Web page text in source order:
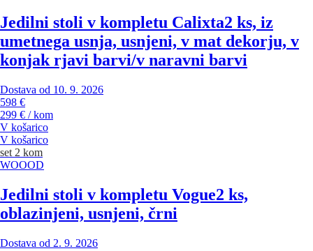
Jedilni stoli v kompletu Calixta2 ks, iz
umetnega usnja, usnjeni, v mat dekorju, v
konjak rjavi barvi/v naravni barvi
Dostava od 10. 9. 2026
598 €
299 € / kom
V košarico
V košarico
set 2 kom
WOOOD
Jedilni stoli v kompletu Vogue2 ks,
oblazinjeni, usnjeni, črni
Dostava od 2. 9. 2026